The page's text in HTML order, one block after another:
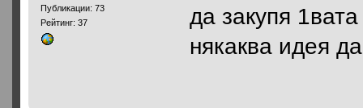
Публикации: 73
Рейтинг: 37
да закупя
някаква идея